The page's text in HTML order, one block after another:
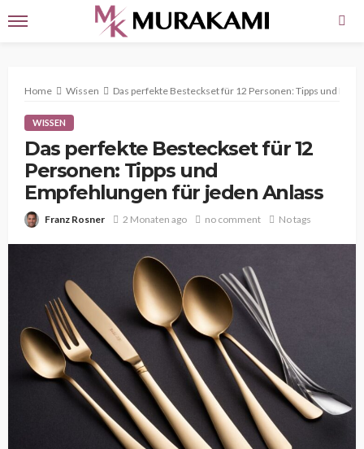
Home Wissen Das perfekte Besteckset für 12 Personen: Tipps und
WISSEN
Das perfekte Besteckset für 12
Personen: Tipps und
Empfehlungen für jeden Anlass
Franz Rosner 2 Monaten ago no comment No tags